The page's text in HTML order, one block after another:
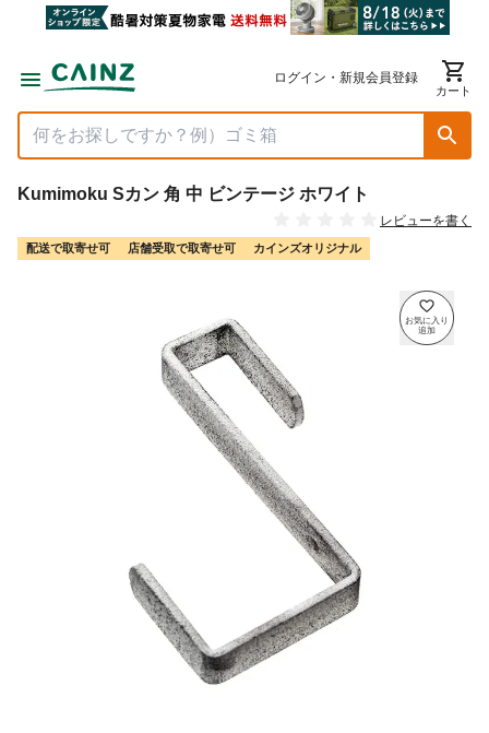
ログイン・新規会員登録
カート
Kumimoku Sカン 角 中 ビンテージ ホワイト
レビューを書く
配送で取寄せ可 店舗受取で取寄せ可 カインズオリジナル